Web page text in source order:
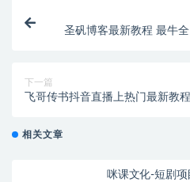
圣矾博客最新教程 最牛
下一篇
飞哥传书抖音直播上热门最新教
相关文章
咪课文化-短剧项